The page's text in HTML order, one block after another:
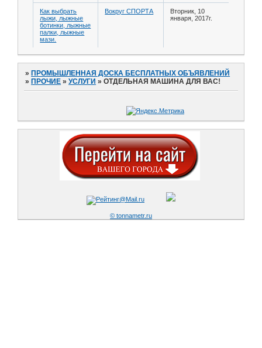
Как выбрать
лыжи, лыжные
ботинки, лыжные
палки, лыжные
мази.
Вокруг СПОРТА
Вторник, 10
января, 2017г.
»ПРОМЫШЛЕННАЯ ДОСКА БЕСПЛАТНЫХ ОБЪЯВЛЕНИЙ
»ПРОЧИЕ »УСЛУГИ »ОТДЕЛЬНАЯ МАШИНА ДЛЯ ВАС!
© tonnametr.ru